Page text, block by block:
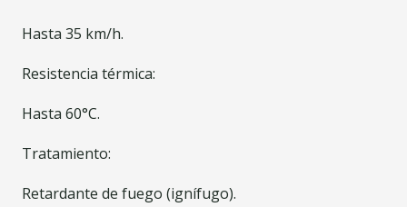
Hasta 35 km/h.
Resistencia térmica:
Hasta 60°C.
Tratamiento:
Retardante de fuego (ignífugo).